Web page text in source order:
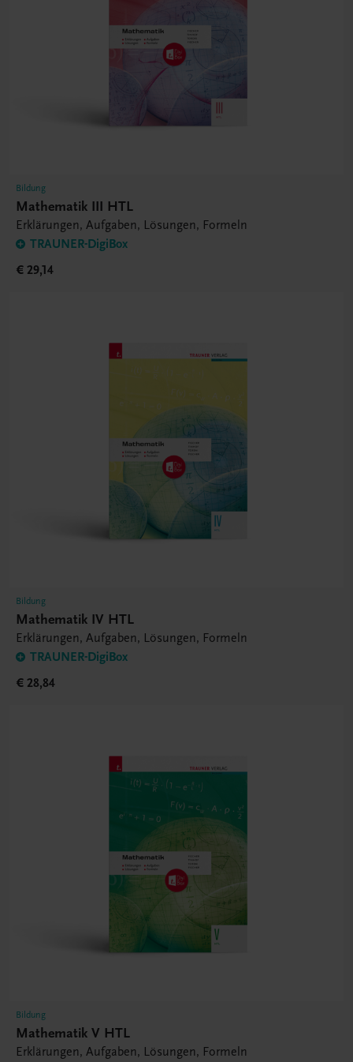
Bildung
Mathematik III HTL
Erklärungen, Aufgaben, Lösungen, Formeln
TRAUNER-DigiBox
€ 29,14
Bildung
Mathematik IV HTL
Erklärungen, Aufgaben, Lösungen, Formeln
TRAUNER-DigiBox
€ 28,84
Bildung
Mathematik V HTL
Erklärungen, Aufgaben, Lösungen, Formeln